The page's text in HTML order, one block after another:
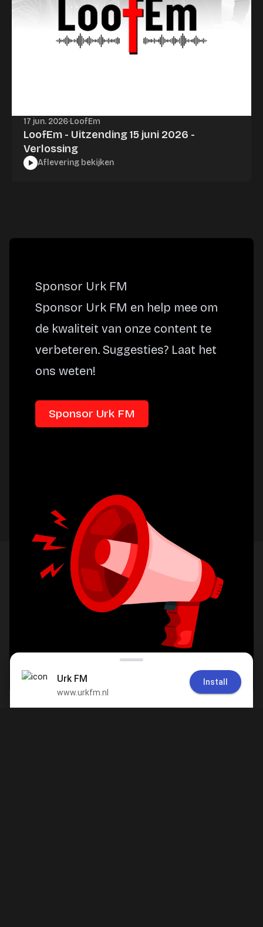
17 jun. 2026·LoofEm
LoofEm - Uitzending 15 juni 2026 -
Verlossing
Aflevering bekijken
Sponsor Urk FM
Sponsor Urk FM en help mee om
de kwaliteit van onze content te
verbeteren. Suggesties? Laat het
ons weten!
Sponsor Urk FM